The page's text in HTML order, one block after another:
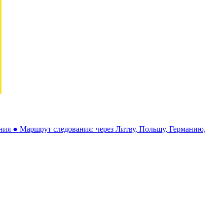
● Маршрут следования: через Литву, Польшу, Германию,